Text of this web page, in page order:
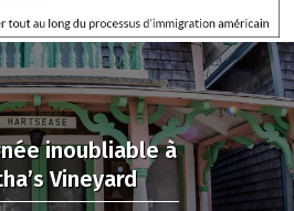
inoubliable à
Vineyard